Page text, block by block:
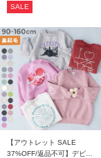
SALE
【アウトレット SALE
37%OFF/返品不可】デビラ